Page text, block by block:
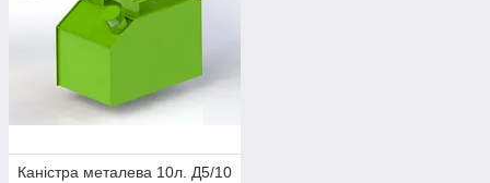
Каністра металева 10л. Д5/10